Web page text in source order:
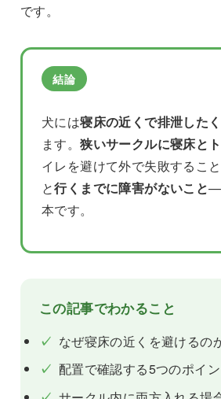
です。
結論
犬には寝床の近くで排泄した
ます。狭いサークルに寝床と
イレを避けて外で失敗すること
と行くまでに障害がないこと
本です。
この記事でわかること
✓ なぜ寝床の近くを避けるの
✓ 配置で確認する5つのポイン